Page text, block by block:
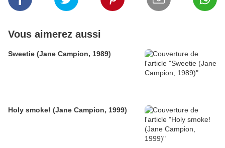
Vous aimerez aussi
Sweetie (Jane Campion, 1989)
Holy smoke! (Jane Campion, 1999)